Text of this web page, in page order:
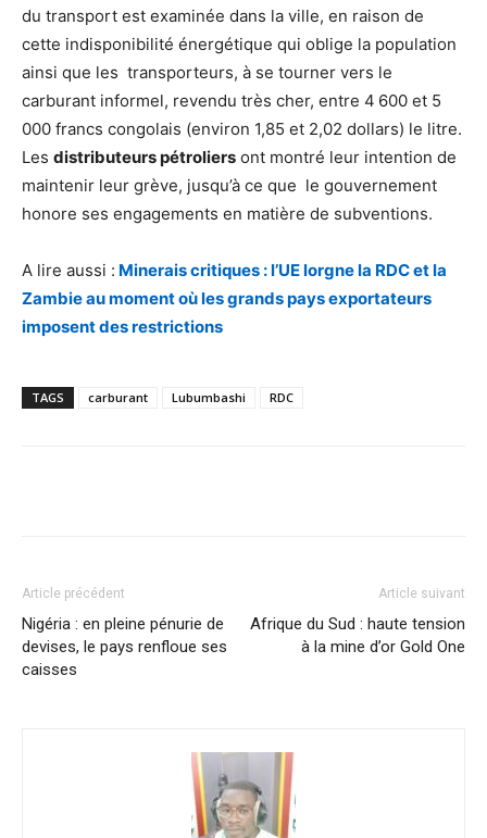
du transport est examinée dans la ville, en raison de
cette indisponibilité énergétique qui oblige la population
ainsi que les transporteurs, à se tourner vers le
carburant informel, revendu très cher, entre 4 600 et 5
000 francs congolais (environ 1,85 et 2,02 dollars) le litre.
Les distributeurs pétroliers ont montré leur intention de
maintenir leur grève, jusqu’à ce que le gouvernement
honore ses engagements en matière de subventions.
A lire aussi : Minerais critiques : l’UE lorgne la RDC et la
Zambie au moment où les grands pays exportateurs
imposent des restrictions
TAGS carburant Lubumbashi RDC
Article précédent
Nigéria : en pleine pénurie de
devises, le pays renfloue ses
caisses
Article suivant
Afrique du Sud : haute tension
à la mine d’or Gold One